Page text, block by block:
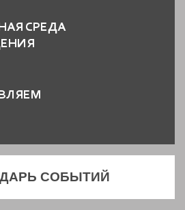
СРЕДА
СОБЫТИЙ